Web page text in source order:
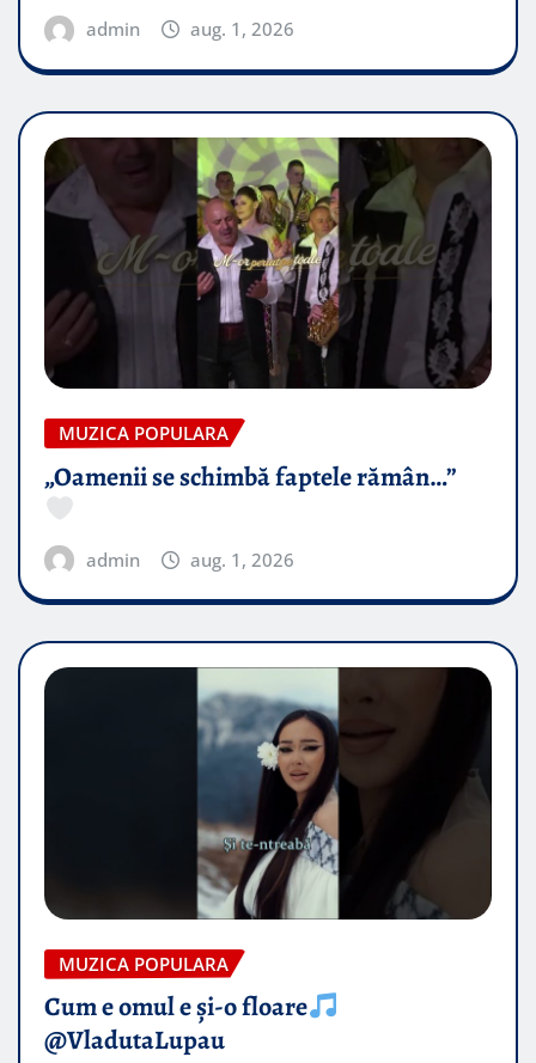
admin aug. 1, 2026
MUZICA POPULARA
„Oamenii se schimbă faptele rămân…”
admin aug. 1, 2026
MUZICA POPULARA
Cum e omul e și-o floare
@VladutaLupau